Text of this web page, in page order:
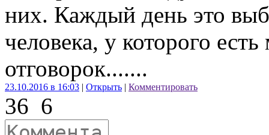
них. Каждый день это
человека, у которого
отговорок.......
23.10.2016 в 16:03 | Открыть | Комментировать
36 6